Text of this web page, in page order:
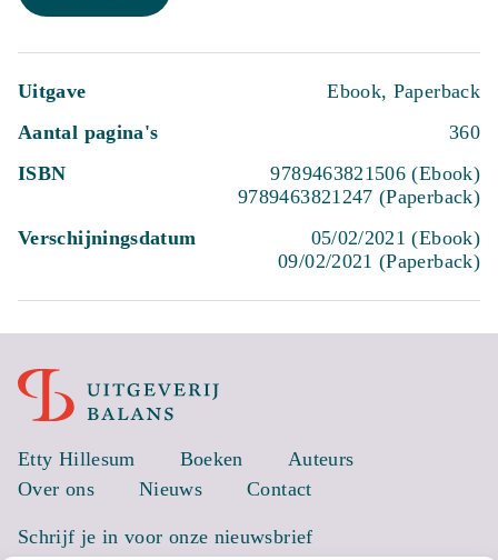
Uitgave
Ebook, Paperback
Aantal pagina's
360
ISBN
9789463821506 (Ebook)
9789463821247 (Paperback)
Verschijningsdatum
05/02/2021 (Ebook)
09/02/2021 (Paperback)
Etty Hillesum Boeken
Auteurs
Over ons
Nieuws Contact
Schrijf je in voor onze nieuwsbrief